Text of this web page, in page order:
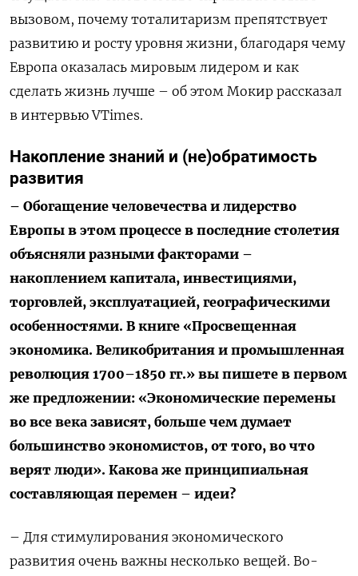
вызовом, почему тоталитаризм препятствует
развитию и росту уровня жизни, благодаря чему
Европа оказалась мировым лидером и как
сделать жизнь лучше – об этом Мокир рассказал
в интервью VTimes.
Накопление знаний и (не)обратимость
развития
– Обогащение человечества и лидерство
Европы в этом процессе в последние столетия
объясняли разными факторами –
накоплением капитала, инвестициями,
торговлей, эксплуатацией, географическими
особенностями. В книге «Просвещенная
экономика. Великобритания и промышленная
революция 1700–1850 гг.» вы пишете в первом
же предложении: «Экономические перемены
во все века зависят, больше чем думает
большинство экономистов, от того, во что
верят люди». Какова же принципиальная
составляющая перемен – идеи?
– Для стимулирования экономического
развития очень важны несколько вещей. Во-